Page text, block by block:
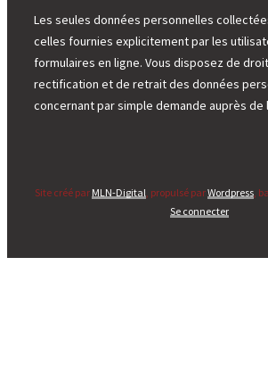
Les seules données personnelles
celles fournies explicitement par les
formulaires en ligne. Vous disposez de
rectification et de retrait des données
concernant par simple demande auprès de
Site créé par MLN-Digital , propulsé parWordpress ,
Se connecter